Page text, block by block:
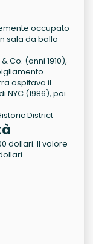
occupato
sala da ballo
Co. (anni 1910),
ospitava il
(1986), poi
District
dollari. Il valore